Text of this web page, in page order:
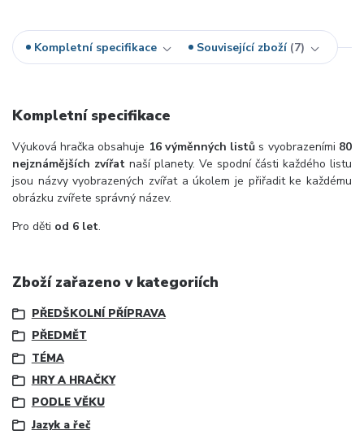
Kompletní specifikace Související zboží 7
Kompletní specifikace
Výuková hračka obsahuje 16 výměnných listů s vyobrazeními 80
nejznámějších zvířat naší planety. Ve spodní části každého listu
jsou názvy vyobrazených zvířat a úkolem je přiřadit ke každému
obrázku zvířete správný název.
Pro děti od 6 let.
Zboží zařazeno v kategoriích
PŘEDŠKOLNÍ PŘÍPRAVA
PŘEDMĚT
TÉMA
HRY A HRAČKY
PODLE VĚKU
Jazyk a řeč